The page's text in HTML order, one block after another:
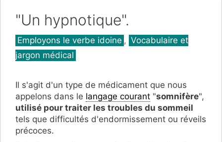
"Un hypnotique".
Catégories
Employons le verbe idoine , Vocabulaire et
jargon médical
Il s'agit d'un type de médicament que nous
appelons dans le langage courant "somnifère",
utilisé pour traiter les troubles du sommeil
tels que difficultés d'endormissement ou réveils
précoces.